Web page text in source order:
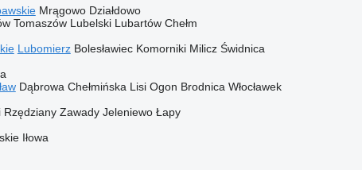
Mrągowo Działdowo
Tomaszów Lubelski Lubartów Chełm
Lubomierz Bolesławiec Komorniki Milicz Świdnica
Dąbrowa Chełmińska Lisi Ogon Brodnica Włocławek
Rzędziany Zawady Jeleniewo Łapy
Iłowa